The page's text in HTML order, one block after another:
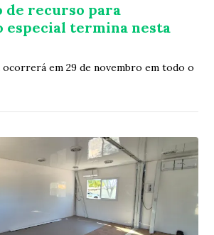
de recurso para
especial termina nesta
ocorrerá em 29 de novembro em todo o